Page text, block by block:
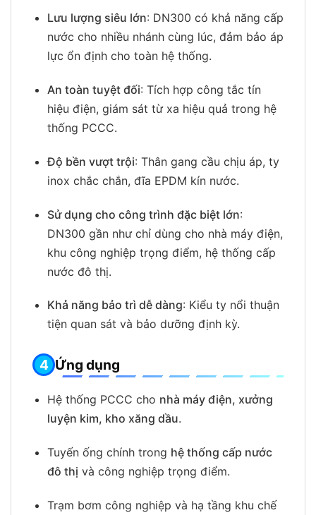
Lưu lượng siêu lớn: DN300 có khả năng cấp
nước cho nhiều nhánh cùng lúc, đảm bảo áp
lực ổn định cho toàn hệ thống.
An toàn tuyệt đối: Tích hợp công tắc tín
hiệu điện, giám sát từ xa hiệu quả trong hệ
thống PCCC.
Độ bền vượt trội: Thân gang cầu chịu áp, ty
inox chắc chắn, đĩa EPDM kín nước.
Sử dụng cho công trình đặc biệt lớn:
DN300 gần như chỉ dùng cho nhà máy điện,
khu công nghiệp trọng điểm, hệ thống cấp
nước đô thị.
Khả năng bảo trì dễ dàng: Kiểu ty nổi thuận
tiện quan sát và bảo dưỡng định kỳ.
Ứng dụng
Hệ thống PCCC cho nhà máy điện, xưởng
luyện kim, kho xăng dầu.
Tuyến ống chính trong hệ thống cấp nước
đô thị và công nghiệp trọng điểm.
Trạm bơm công nghiệp và hạ tầng khu chế